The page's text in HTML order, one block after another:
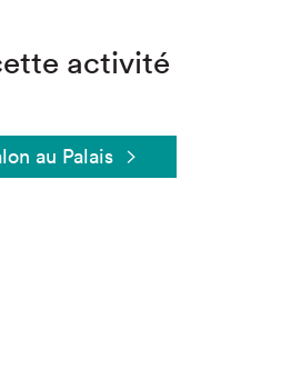
activité
au Palais